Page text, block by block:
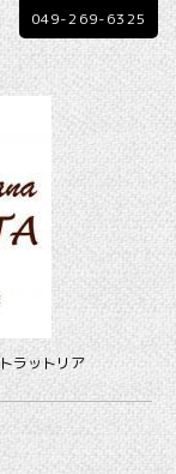
ラットリア
049-269-6325